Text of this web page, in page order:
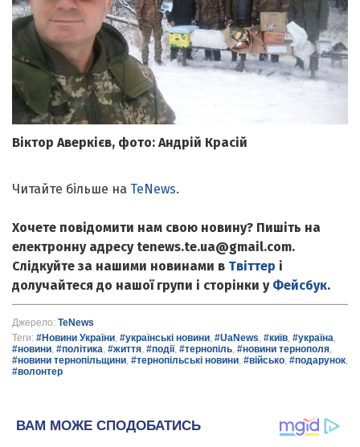
Віктор Аверкієв, фото: Андрій Красій
Читайте більше на TeNews.
Хочете повідомити нам свою новину? Пишіть на
електронну адресу tenews.te.ua@gmail.com.
Слідкуйте за нашими новинами в Твіттер і
долучайтеся до нашої групи і сторінки у Фейсбук.
Джерело: TeNews
Теги: #Новини України, #українські новини, #UaNews, #київ, #україна,
#новини, #політика, #життя, #події, #тернопіль, #новини тернополя,
#новини тернопільщини, #тернопільські новини, #військо, #подарунок,
#волонтер